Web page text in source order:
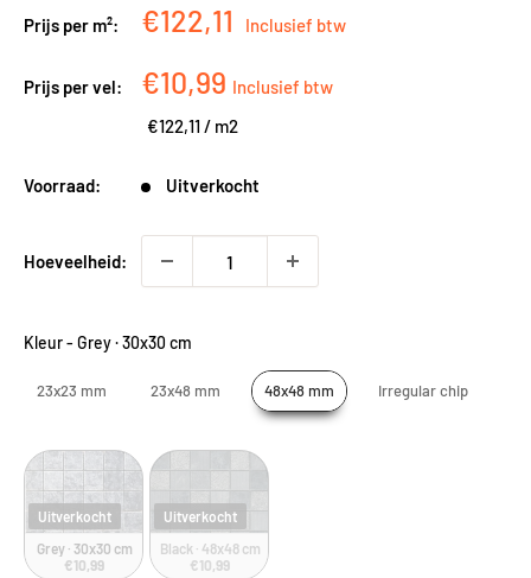
Prijs per m²: Kortingsprijs
€122,11 Inclusief btw
Prijs per vel: Kortingsprijs
€10,99 Inclusief btw
€122,11 / m2
Voorraad: Uitverkocht
Hoeveelheid:
Kleur- Grey · 30x30 cm
23x23 mm 23x48 mm 48x48 mm Irregular chip
Uitverkocht
Grey · 30x30 cm
€10,99
Uitverkocht
Black · 48x48 cm
€10,99